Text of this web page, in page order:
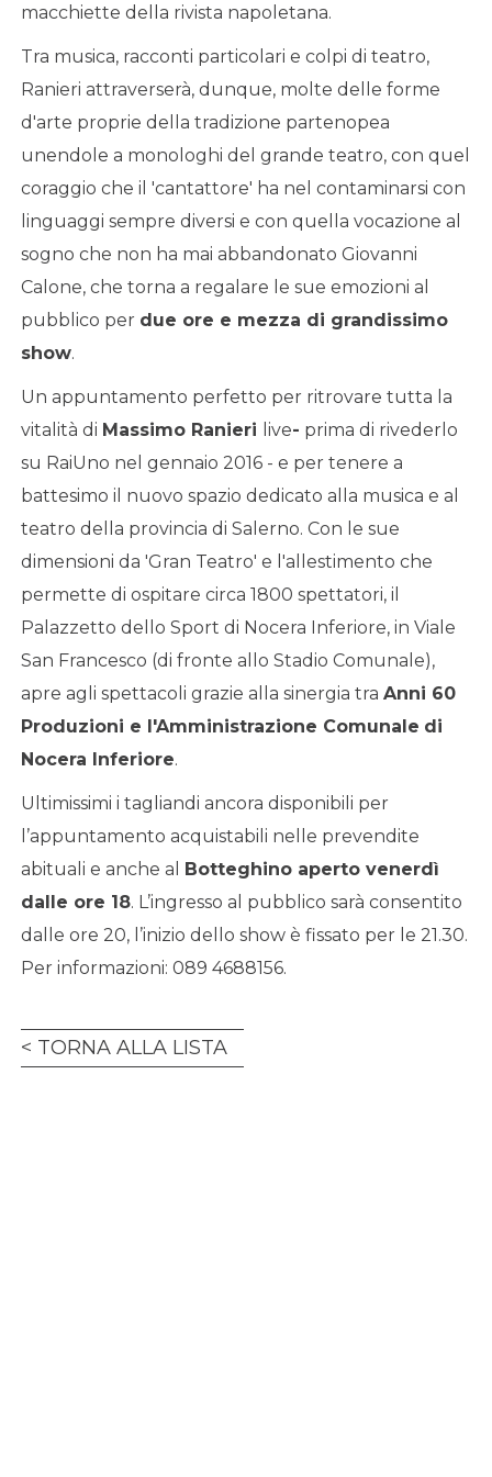
macchiette della rivista napoletana.
Tra musica, racconti particolari e colpi di teatro,
Ranieri attraverserà, dunque, molte delle forme
d'arte proprie della tradizione partenopea
unendole a monologhi del grande teatro, con quel
coraggio che il 'cantattore' ha nel contaminarsi con
linguaggi sempre diversi e con quella vocazione al
sogno che non ha mai abbandonato Giovanni
Calone, che torna a regalare le sue emozioni al
pubblico per due ore e mezza di grandissimo
show.
Un appuntamento perfetto per ritrovare tutta la
vitalità di Massimo Ranieri live- prima di rivederlo
su RaiUno nel gennaio 2016 - e per tenere a
battesimo il nuovo spazio dedicato alla musica e al
teatro della provincia di Salerno. Con le sue
dimensioni da 'Gran Teatro' e l'allestimento che
permette di ospitare circa 1800 spettatori, il
Palazzetto dello Sport di Nocera Inferiore, in Viale
San Francesco (di fronte allo Stadio Comunale),
apre agli spettacoli grazie alla sinergia tra Anni 60
Produzioni e l'Amministrazione Comunale di
Nocera Inferiore.
Ultimissimi i tagliandi ancora disponibili per
l’appuntamento acquistabili nelle prevendite
abituali e anche al Botteghino aperto venerdì
dalle ore 18. L’ingresso al pubblico sarà consentito
dalle ore 20, l’inizio dello show è fissato per le 21.30.
Per informazioni: 089 4688156.
TORNA ALLA LISTA